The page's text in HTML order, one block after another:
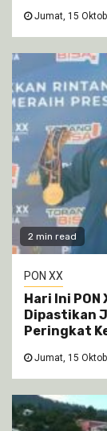
Jumat, 15
2 min read
PON XX
Hari Ini
Dipastikan
Peringkat
Jumat, 15